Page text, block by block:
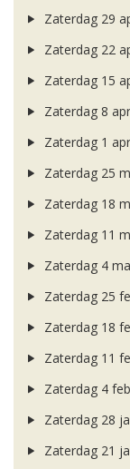
Zaterdag 29
Zaterdag 22
Zaterdag 15
Zaterdag 8
Zaterdag 1
Zaterdag 25
Zaterdag 18
Zaterdag 11
Zaterdag 4
Zaterdag 25
Zaterdag 18
Zaterdag 11
Zaterdag 4
Zaterdag 28
Zaterdag 21